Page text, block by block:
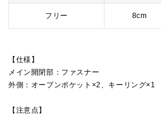
フリー 8cm
【仕様】
メイン開閉部：ファスナー
外側：オープンポケット×2、キーリング×1
【注意点】